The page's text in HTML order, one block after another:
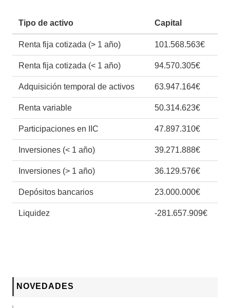
Tipo de activo Capital
Renta fija cotizada (> 1 año) 101.568.563€
Renta fija cotizada (< 1 año) 94.570.305€
Adquisición temporal de activos 63.947.164€
Renta variable 50.314.623€
Participaciones en IIC 47.897.310€
Inversiones (< 1 año) 39.271.888€
Inversiones (> 1 año) 36.129.576€
Depósitos bancarios 23.000.000€
Liquidez -281.657.909€
NOVEDADES